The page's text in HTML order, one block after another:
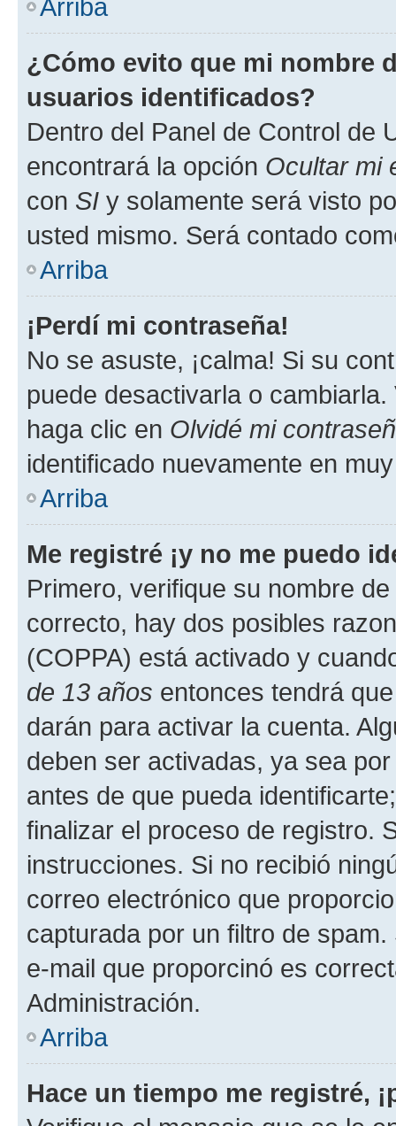
Arriba
¿Cómo evito que mi nombre
usuarios identificados?
Dentro del Panel de Control de
encontrará la opción Ocultar mi
con SI y solamente será visto
usted mismo. Será contado
Arriba
¡Perdí mi contraseña!
No se asuste, ¡calma! Si su
puede desactivarla o
haga clic en Olvidé mi
identificado nuevamente en
Arriba
Me registré ¡y no me puedo
Primero, verifique su nombre
correcto, hay dos posibles
(COPPA) está activado y
de 13 años entonces tendrá
darán para activar la cuenta.
deben ser activadas, ya sea
antes de que pueda
finalizar el proceso de registro.
instrucciones. Si no recibió
correo electrónico que
capturada por un filtro de
e-mail que proporcinó es
Administración.
Arriba
Hace un tiempo me registré,